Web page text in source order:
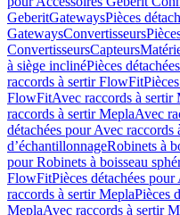
GeberitGatewaysPièces
GatewaysConvertisseurs
ConvertisseursCapteurs
à siège inclinéPièces
raccords à sertir FlowFit
FlowFitAvec raccords à sertir
raccords à sertir MeplaAvec
détachées pour Avec raccords
d’échantillonnageRobinets à
pour Robinets à boisseau
FlowFitPièces détachées
raccords à sertir MeplaPièces
MeplaAvec raccords à sertir